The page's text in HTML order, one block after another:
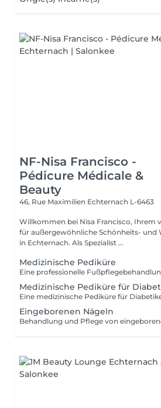
NF-Nisa Francisco -
Pédicure Médicale &
Beauty
46, Rue Maximilien Echternach L-6463
Willkommen bei Nisa Francisco, Ihrem
für außergewöhnliche Schönheits- und
in Echternach. Als Spezialist ...
Medizinische Pediküre
Medizinische Pediküre für
Eingeborenen Nägeln